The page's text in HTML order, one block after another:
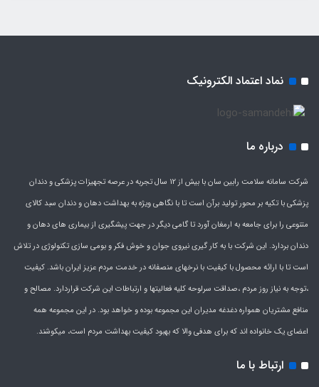
نماد اعتماد الکترونیک
درباره ما
شرکت سامانه سلامت رابین سان با بیش از 12 سال تجربه در عرصه تجهیزات پزشکی و دندان
پزشکی با تکیه بر محور تولید برآن است تا با نگاهی ویژه به بهداشت دهان و دندان سبد کالای
متنوعی را برای جامعه به ارمغان آورد تا گامی دیگر در جهت پیشگیری از بیماری های دهان و
دندان بردارد. این شرکت با به کار گیری نیروی جوان و خوش فکر و بومی سازی تکنولوژی در تلاش
است تا با ارائه محصول با کیفیت با نرخهای منصفانه در خدمت مردم عزیز ایران باشد. کیفیت
،توجه به نیاز روز مردم ،صداقت سرلوحه کلیه فعالیتها و ارتباطات این شرکت قراردارد. مصالح و
منافع مشتریان همواره دغدغه مدیران این مجموعه بوده و خواهد بود. در این مجموعه همه
اعضای یک خانواده اند که برای هدفی والا که بهبود کیفیت بهداشت مردم است، میکوشند.
ارتباط با ما